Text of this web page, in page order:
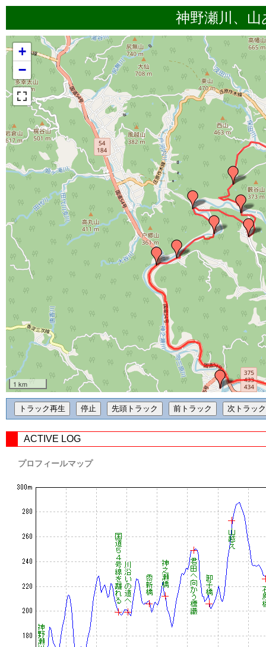
神野瀬川、
+
−
1 km
ACTIVE LOG
プロフィールマップ